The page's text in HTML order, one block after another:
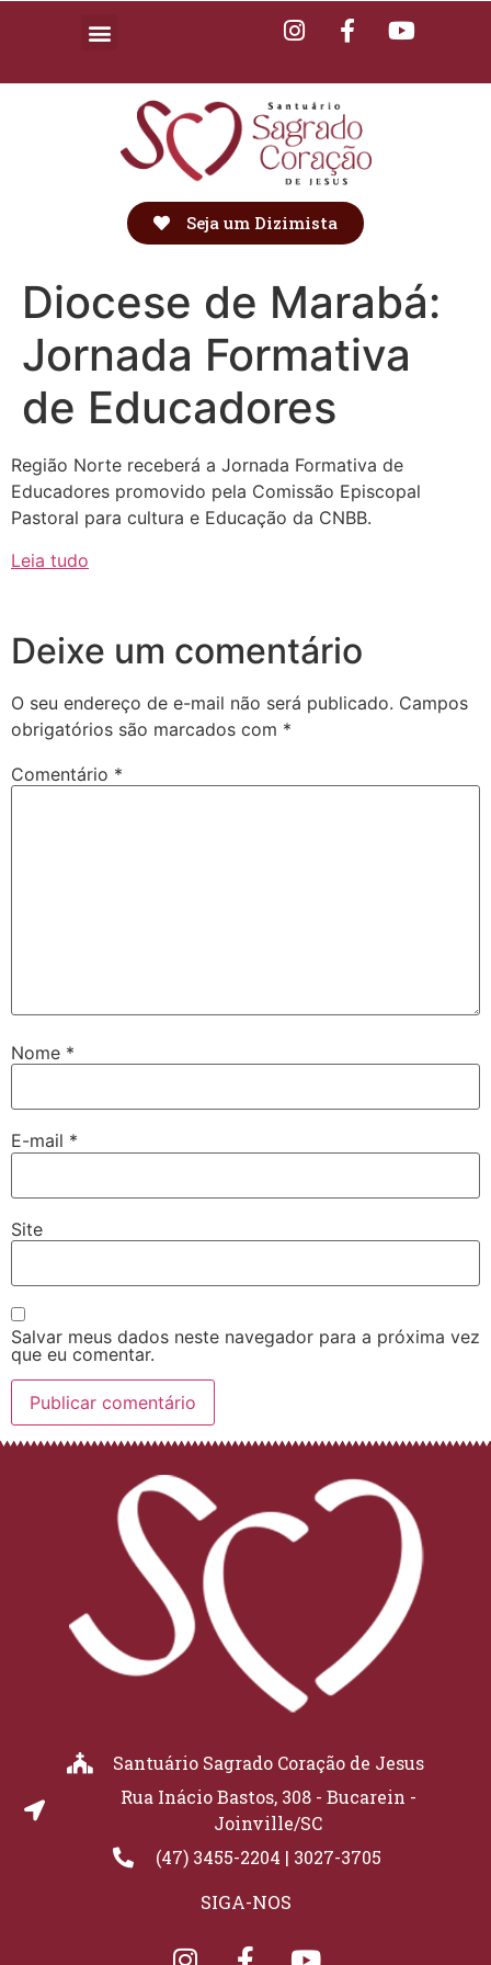
Seja um Dizimista
Diocese de Marabá:
Jornada Formativa
de Educadores
Região Norte receberá a Jornada Formativa de
Educadores promovido pela Comissão Episcopal
Pastoral para cultura e Educação da CNBB.
Leia tudo
Deixe um comentário
O seu endereço de e-mail não será publicado. Campos
obrigatórios são marcados com *
Comentário *
Nome *
E-mail *
Site
Salvar meus dados neste navegador para a próxima vez
que eu comentar.
Santuário Sagrado Coração de Jesus
Rua Inácio Bastos, 308 - Bucarein -
Joinville/SC
(47) 3455-2204 | 3027-3705
SIGA-NOS